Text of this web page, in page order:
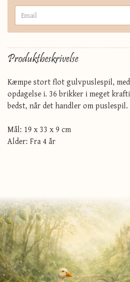
Produktbeskrivelse
Kæmpe stort flot gulvpuslespil,
opdagelse i. 36 brikker i meget
bedst, når det handler om puslespil.
Mål: 19 x 33 x 9 cm
Alder: Fra 4 år